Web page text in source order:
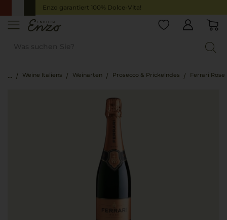
Enzo garantiert 100% Dolce-Vita!
Weine Italiens Weinarten Prosecco & Prickelndes Ferrari Rose